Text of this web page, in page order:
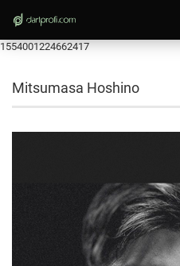
1554001224662417
Mitsumasa Hoshino